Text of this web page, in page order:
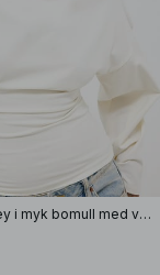
Topp i jersey i myk bomull med vide ermer